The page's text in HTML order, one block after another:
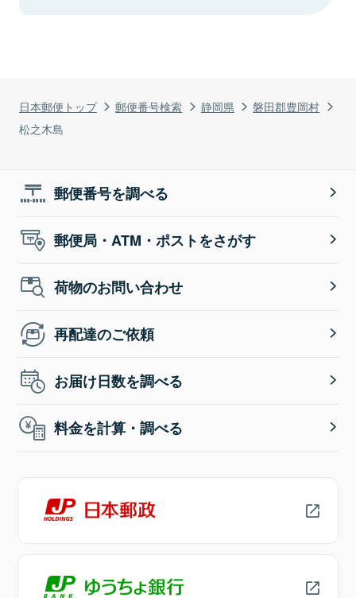
日本郵便トップ 郵便番号検索 静岡県
磐田郡豊岡村
松之木島
郵便番号を調べる
郵便局・ATM・ポストをさがす
荷物のお問い合わせ
再配達のご依頼
お届け日数を調べる
料金を計算・調べる